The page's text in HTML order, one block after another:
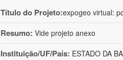
Título do Projeto:expogeo virtual:
Resumo: Vide projeto anexo
Instituição/UF/País: ESTADO DA